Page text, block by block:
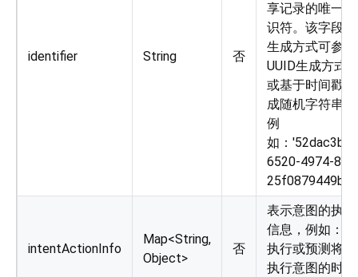
identifier String 否
享记录的唯一标
识符。该字段的
生成方式可参考
UUID生成方式
或基于时间戳生
成随机字符串。
例
如：'52dac3b0-
6520-4974-
25f0879449b5'
intentActionInfo
Map<String,
Object>
否
表示意图的执行
信息，例如：已
执行或预测将要
执行意图的时